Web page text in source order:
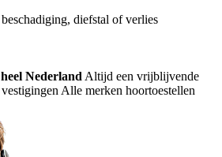
diefstal of verlies
Nederland Altijd een vrijblijvende
Alle merken hoortoestellen